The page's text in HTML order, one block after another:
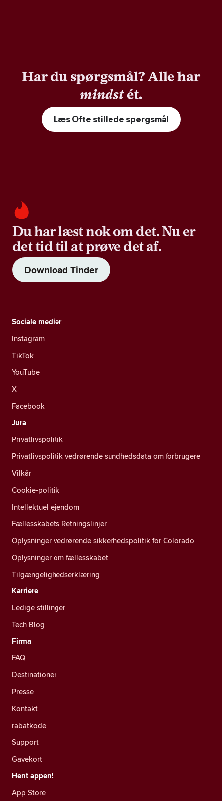
Har du spørgsmål? Alle har
mindstét.
Læs Ofte stillede spørgsmål
Du har læst nok om det. Nu er
det tid til at prøve det af.
Download Tinder
Sociale medier
Instagram
TikTok
YouTube
X
Facebook
Jura
Privatlivspolitik
Privatlivspolitik vedrørende sundhedsdata om forbrugere
Vilkår
Cookie-politik
Intellektuel ejendom
Fællesskabets Retningslinjer
Oplysninger vedrørende sikkerhedspolitik for Colorado
Oplysninger om fællesskabet
Tilgængelighedserklæring
Karriere
Ledige stillinger
Tech Blog
Firma
FAQ
Destinationer
Presse
Kontakt
rabatkode
Support
Gavekort
Hent appen!
App Store